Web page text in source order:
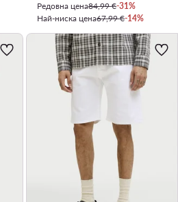
Редовна цена84,99 €-31%
Най-ниска цена67,99 €-14%